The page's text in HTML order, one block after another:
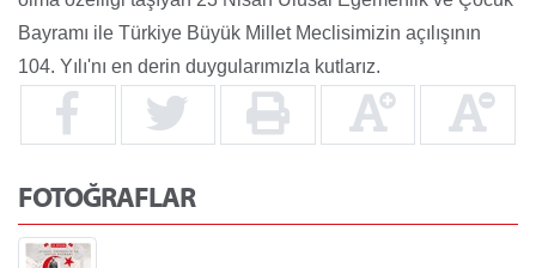
Bayramı ile Türkiye Büyük Millet Meclisimizin açılışının
104. Yılı'nı en derin duygularımızla kutlarız.
FOTOĞRAFLAR